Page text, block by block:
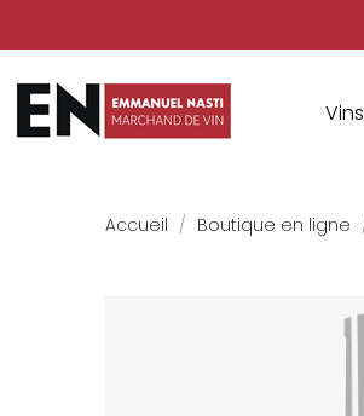
Vins
Accueil Boutique en ligne